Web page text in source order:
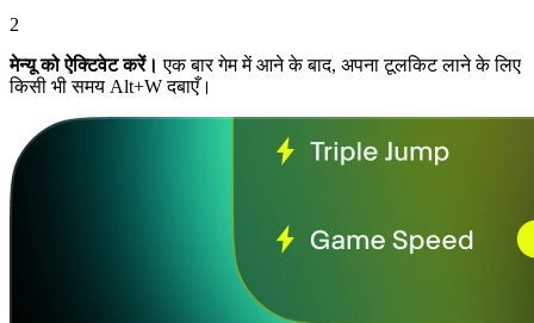
2
मेन्यू को ऐक्टिवेट करें। एक बार गेम में आने के बाद, अपना टूलकिट लाने के लिए
किसी भी समय Alt+W दबाएँ।